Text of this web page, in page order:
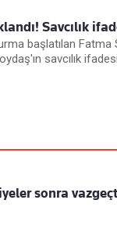
Savcılık
başlatılan
savcılık
sonra